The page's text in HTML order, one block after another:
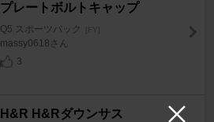
プレートボルトキャップ
Q5 スポーツバック [FY]
massy0618さん
3
H&R H&Rダウンサス